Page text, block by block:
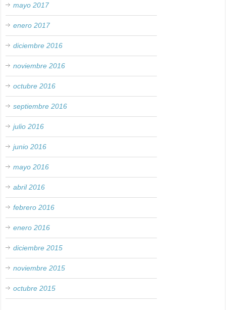
mayo 2017
enero 2017
diciembre 2016
noviembre 2016
octubre 2016
septiembre 2016
julio 2016
junio 2016
mayo 2016
abril 2016
febrero 2016
enero 2016
diciembre 2015
noviembre 2015
octubre 2015